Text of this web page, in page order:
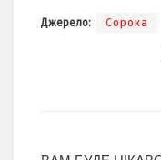
Джерело: Сорока